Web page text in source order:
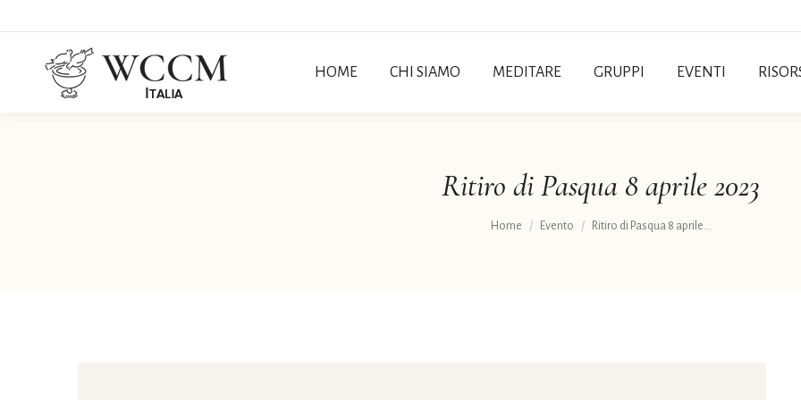
HOME CHI SIAMO MEDITARE GRUPPI EVENTI
Ritiro di Pasqua 8 aprile 2023
Tu sei qui:
Home Evento Ritiro di Pasqua 8 aprile…